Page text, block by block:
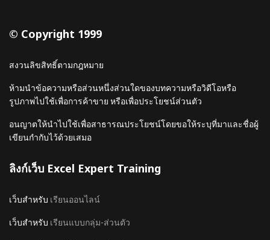
© Copyright 1999
สงวนลิขสิทธิ์ตามกฎหมาย
ห้ามนำข้อความหรือส่วนหนึ่งส่วนใดของบทความหรือวิดีโอหรือ
รูปภาพไปใช้เพื่อการค้าขาย หรือเพื่อประโยชน์ส่วนตัว
อนญาตให้นำไปใช้เพื่อสาธารณประโยชน์โดยขอให้ระบุที่มาและชื่อผู้
เขียนกำกับไว้ด้วยเสมอ
ลิงก์เว็บ Excel Expert Training
เว็บสำหรับ เรียนออนไลน์
เว็บสำหรับ เรียนแบบกลุ่ม-ส่วนตัว